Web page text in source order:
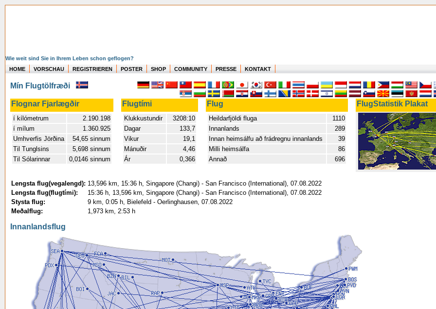
Wie weit sind Sie in Ihrem Leben schon geflogen?
HOME
VORSCHAU REGISTRIEREN POSTER SHOP COMMUNITY PRESSE KONTAKT
Mín Flugtölfræði
Flognar Fjarlægðir Flugtími Flug FlugStatistik Plakat
í kílómetrum
2.190.198
í mílum
1.360.925
Umhverfis Jörðina
54,65 sinnum
Til Tunglsins
5,698 sinnum
Til Sólarinnar
0,0146 sinnum
Klukkustundir
3208:10
Dagar
133,7
Vikur
19,1
Mánuðir
4,46
Ár
0,366
Heildarfjöldi fluga
1110
Innanlands
289
Innan heimsálfu að frádregnu innanlands
39
Milli heimsálfa
86
Annað
696
Lengsta flug(vegalengd): 13,596 km, 15:36 h, Singapore (Changi) - San Francisco (International), 07.08.2022
Lengsta flug(flugtími):
15:36 h, 13,596 km, Singapore (Changi) - San Francisco (International), 07.08.2022
Stysta flug:
9 km, 0:05 h, Bielefeld - Oerlinghausen, 07.08.2022
Meðalflug:
1,973 km, 2:53 h
Innanlandsflug